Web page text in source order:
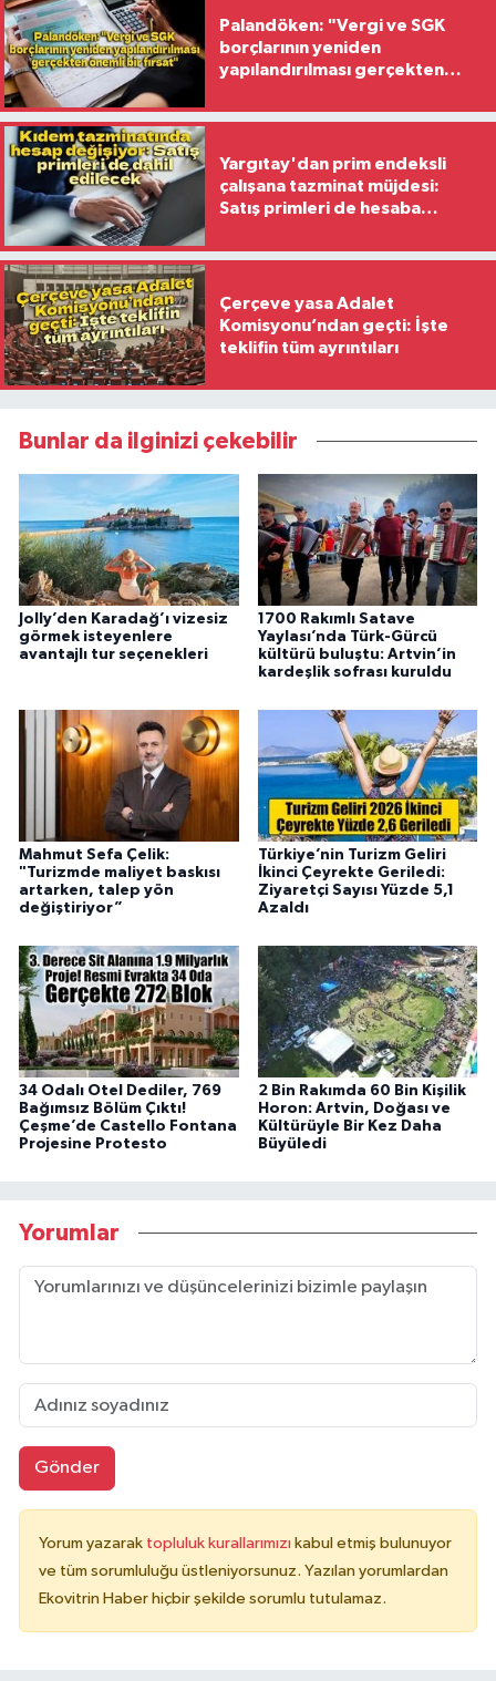
Palandöken: "Vergi ve SGK
borçlarının yeniden
yapılandırılması gerçekten
Yargıtay'dan prim endeksli
çalışana tazminat müjdesi:
Satış primleri de hesaba
Çerçeve yasa Adalet
Komisyonu’ndan geçti: İşte
teklifin tüm ayrıntıları
Bunlar da ilginizi çekebilir
Jolly’den Karadağ’ı vizesiz
görmek isteyenlere
avantajlı tur seçenekleri
1700 Rakımlı Satave
Yaylası’nda Türk-Gürcü
kültürü buluştu: Artvin’in
kardeşlik sofrası kuruldu
Mahmut Sefa Çelik:
"Turizmde maliyet baskısı
artarken, talep yön
değiştiriyor”
Türkiye’nin Turizm Geliri
İkinci Çeyrekte Geriledi:
Ziyaretçi Sayısı Yüzde 5,1
Azaldı
34 Odalı Otel Dediler, 769
Bağımsız Bölüm Çıktı!
Çeşme’de Castello Fontana
Projesine Protesto
2 Bin Rakımda 60 Bin Kişilik
Horon: Artvin, Doğası ve
Kültürüyle Bir Kez Daha
Büyüledi
Yorumlar
Gönder
Yorum yazarak topluluk kurallarımızı kabul etmiş bulunuyor
ve tüm sorumluluğu üstleniyorsunuz. Yazılan yorumlardan
Ekovitrin Haber hiçbir şekilde sorumlu tutulamaz.